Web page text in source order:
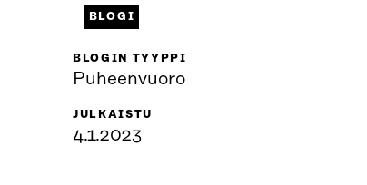
BLOGI
BLOGIN TYYPPI
Puheenvuoro
JULKAISTU
4.1.2023